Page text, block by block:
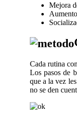
Mejora
Cada rutina
Los pasos de
que a la vez
no se den